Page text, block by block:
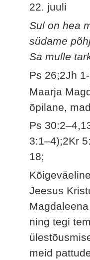
22. juuli
Sul on hea
südame
Sa mulle
Ps 26;2Jh
Maarja
õpilane,
Ps
3:1–4);2Kr
18;
Jeesus
ning tegi
meid